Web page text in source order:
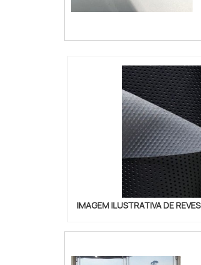
IMAGEM ILUSTRATIVA DE